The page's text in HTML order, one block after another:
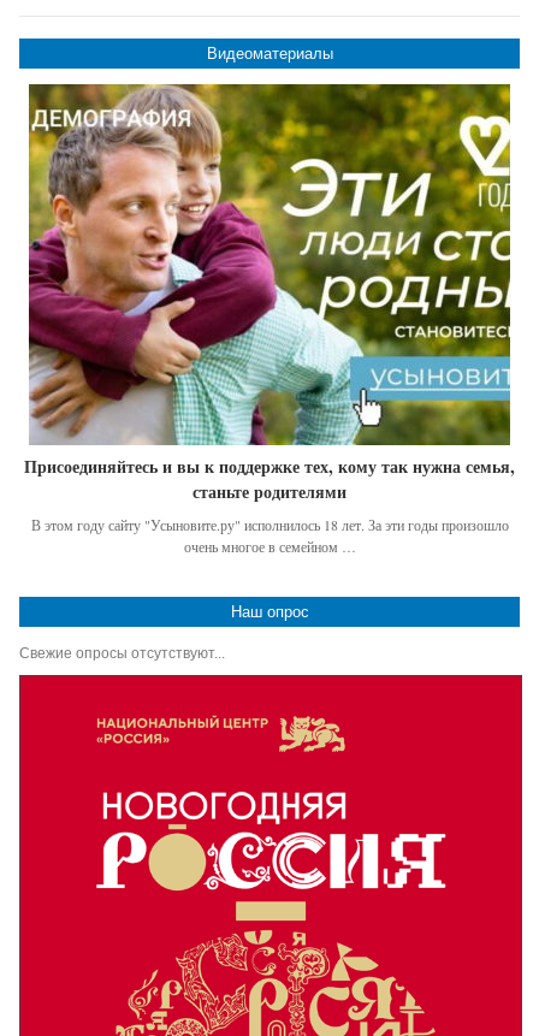
Видеоматериалы
Присоединяйтесь и вы к поддержке тех, кому так нужна семья,
станьте родителями
В этом году сайту "Усыновите.ру" исполнилось 18 лет. За эти годы произошло
очень многое в семейном …
Наш опрос
Свежие опросы отсутствуют...